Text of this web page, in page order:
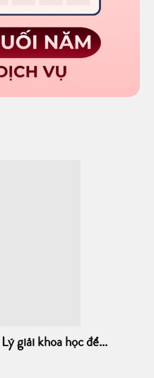
giải khoa học để...